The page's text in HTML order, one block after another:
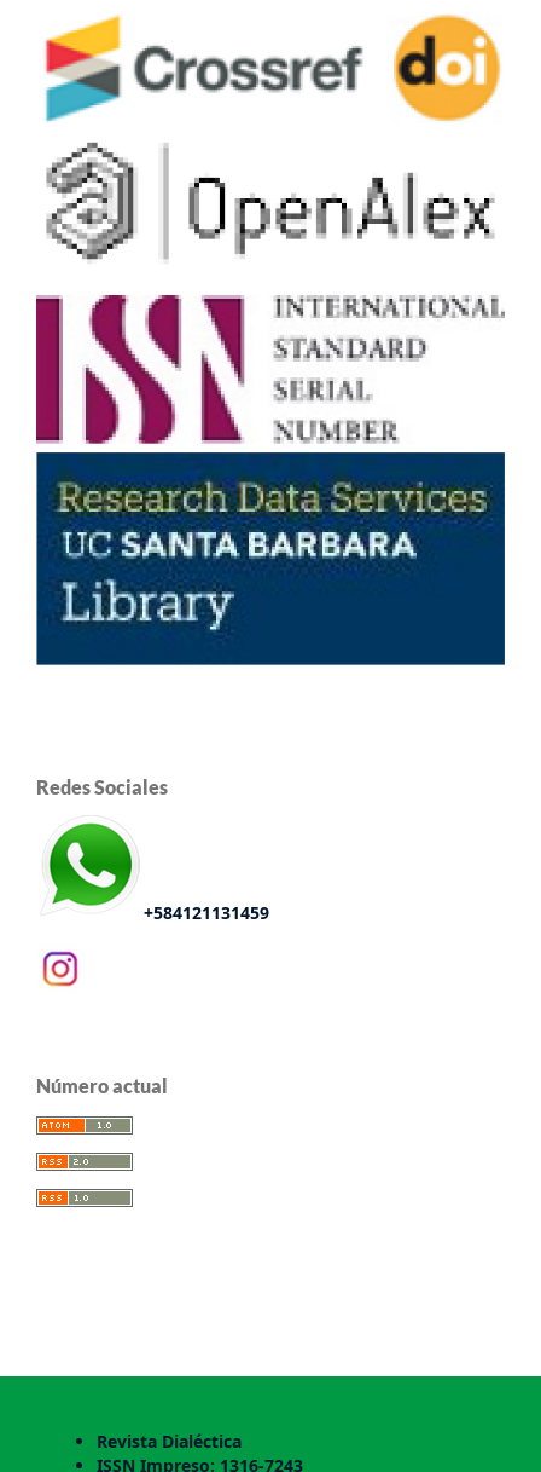
Redes Sociales
+584121131459
Número actual
Revista Dialéctica
ISSN Impreso: 1316-7243